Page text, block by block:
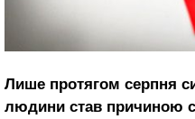
Лише протягом серпня
людини став причиною